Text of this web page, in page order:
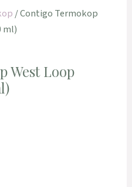
/ Contigo Termokop
ml)
West Loop